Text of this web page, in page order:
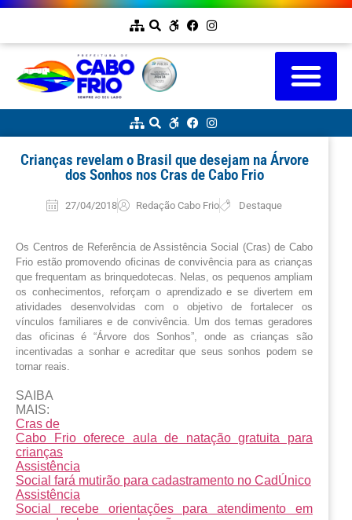
Crianças revelam o Brasil que desejam na Árvore
dos Sonhos nos Cras de Cabo Frio
27/04/2018 Redação Cabo Frio Destaque
Os Centros de Referência de Assistência Social (Cras) de Cabo
Frio estão promovendo oficinas de convivência para as crianças
que frequentam as brinquedotecas. Nelas, os pequenos ampliam
os conhecimentos, reforçam o aprendizado e se divertem em
atividades desenvolvidas com o objetivo de fortalecer os
vínculos familiares e de convivência. Um dos temas geradores
das oficinas é “Árvore dos Sonhos”, onde as crianças são
incentivadas a sonhar e acreditar que seus sonhos podem se
tornar reais.
SAIBA
MAIS:
Cras de
Cabo Frio oferece aula de natação gratuita para
crianças
Assistência
Social fará mutirão para cadastramento no CadÚnico
Assistência
Social recebe orientações para atendimento em